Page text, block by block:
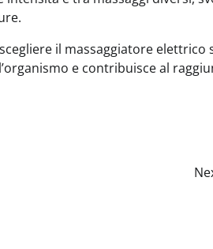
il massaggiatore elettrico
e contribuisce al